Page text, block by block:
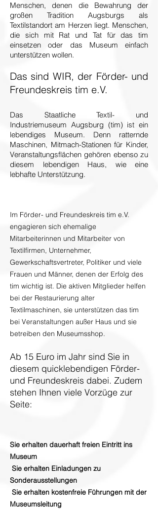
Menschen, denen die Bewahrung der
großen Tradition Augsburgs als
Textilstandort am Herzen liegt. Menschen,
die sich mit Rat und Tat für das tim
einsetzen oder das Museum einfach
unterstützen wollen.
Das sind WIR, der Förder- und
Freundeskreis tim e.V.
Das Staatliche Textil- und
Industriemuseum Augsburg (tim) ist ein
lebendiges Museum. Denn ratternde
Maschinen, Mitmach-Stationen für Kinder,
Veranstaltungsflächen gehören ebenso zu
diesem lebendigen Haus, wie eine
lebhafte Unterstützung.
Im Förder- und Freundeskreis tim e.V.
engagieren sich ehemalige
Mitarbeiterinnen und Mitarbeiter von
Textilfirmen, Unternehmer,
Gewerkschaftsvertreter, Politiker und viele
Frauen und Männer, denen der Erfolg des
tim wichtig ist. Die aktiven Mitglieder helfen
bei der Restaurierung alter
Textilmaschinen, sie unterstützen das tim
bei Veranstaltungen außer Haus und sie
betreiben den Museumsshop.
Ab 15 Euro im Jahr sind Sie in
diesem quicklebendigen Förder-
und Freundeskreis dabei. Zudem
stehen Ihnen viele Vorzüge zur
Seite:
Sie erhalten dauerhaft freien Eintritt ins
Museum
Sie erhalten Einladungen zu
Sonderausstellungen
Sie erhalten kostenfreie Führungen mit der
Museumsleitung